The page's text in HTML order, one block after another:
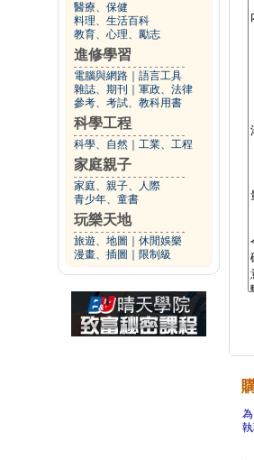
醫療、保健
料理、生活百科
教育、心理、勵志
進修學習
電腦與網路
語言工具
雜誌、期刊
軍政、法律
參考、考試、教科用書
科學工程
科學、自然 工業、工程
家庭親子
家庭、親子、人際
青少年、童書
玩樂天地
旅遊、地圖
休閒娛樂
漫畫、插圖
限制級